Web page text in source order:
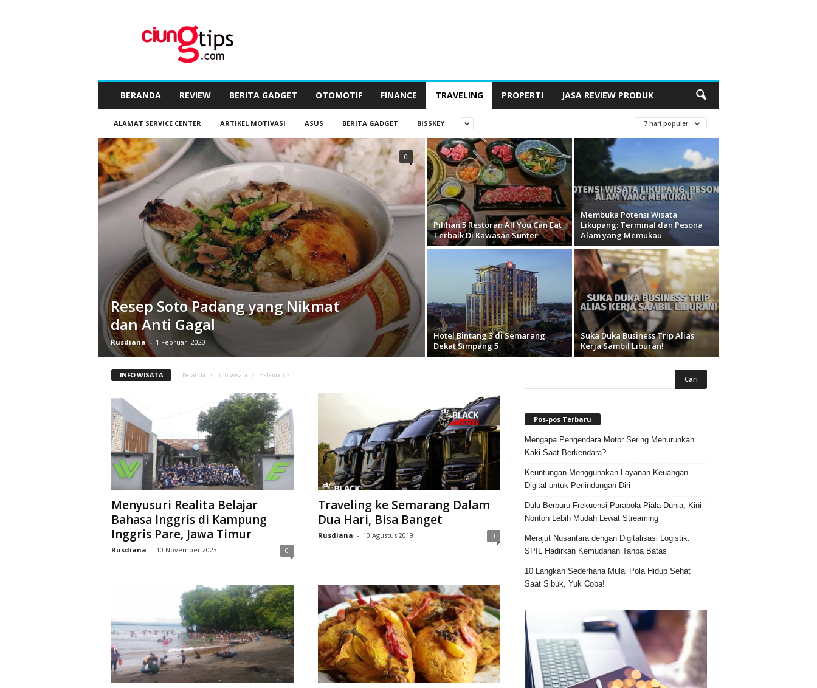
BERANDA REVIEW BERITA GADGET OTOMOTIF FINANCE TRAVELING PROPERTI JASA REVIEW PRODUK
ALAMAT SERVICE CENTER ARTIKEL MOTIVASI ASUS BERITA GADGET BISSKEY 7 hari populer
Resep Soto Padang yang Nikmat
dan Anti Gagal
Rusdiana - 1 Februari 2020
0
Pilihan 5 Restoran All You Can Eat
Terbaik Di Kawasan Sunter
Membuka Potensi Wisata
Likupang: Terminal dan Pesona
Alam yang Memukau
Hotel Bintang 3 di Semarang
Dekat Simpang 5
Suka Duka Business Trip Alias
Kerja Sambil Liburan!
INFO WISATA Beranda info wisata Halaman 3
Menyusuri Realita Belajar
Bahasa Inggris di Kampung
Inggris Pare, Jawa Timur
Rusdiana - 10 November 2023 0
Traveling ke Semarang Dalam
Dua Hari, Bisa Banget
Rusdiana - 10 Agustus 2019 0
Pos-pos Terbaru
Mengapa Pengendara Motor Sering Menurunkan
Kaki Saat Berkendara?
Keuntungan Menggunakan Layanan Keuangan
Digital untuk Perlindungan Diri
Dulu Berburu Frekuensi Parabola Piala Dunia, Kini
Nonton Lebih Mudah Lewat Streaming
Merajut Nusantara dengan Digitalisasi Logistik:
SPIL Hadirkan Kemudahan Tanpa Batas
10 Langkah Sederhana Mulai Pola Hidup Sehat
Saat Sibuk, Yuk Coba!